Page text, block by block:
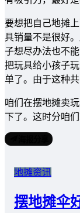
要想把自己地摊
具销量不是很好
子想尽办法也不
把玩具给小孩子
单了。由于这种
咱们在摆地摊卖
下了。这时分咱
地摊资讯
摆地摊伞